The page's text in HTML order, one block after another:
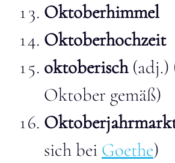
Oktoberhimmel
Oktoberhochzeit
oktoberisch(adj.)
Oktober gemäß)
sich bei Goethe)